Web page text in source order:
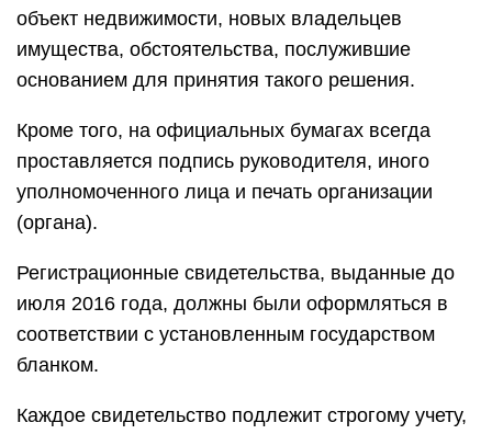
объект недвижимости, новых владельцев
имущества, обстоятельства, послужившие
основанием для принятия такого решения.
Кроме того, на официальных бумагах всегда
проставляется подпись руководителя, иного
уполномоченного лица и печать организации
(органа).
Регистрационные свидетельства, выданные до
июля 2016 года, должны были оформляться в
соответствии с установленным государством
бланком.
Каждое свидетельство подлежит строгому учету,